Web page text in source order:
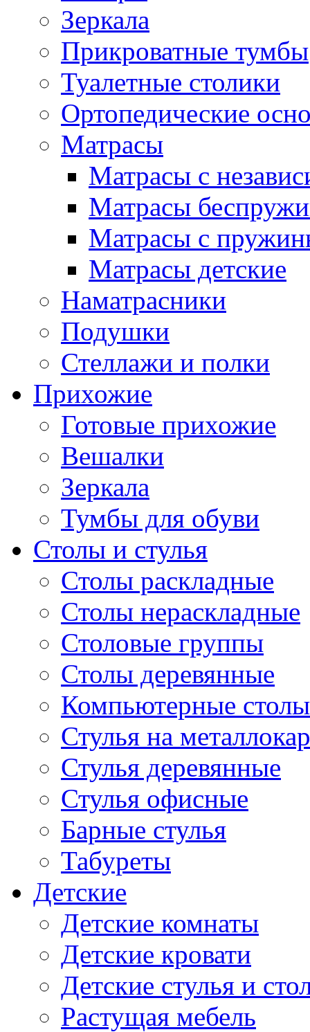
Зеркала
Прикроватные тумбы
Туалетные столики
Ортопедические
Матрасы
Матрасы с
Матрасы
Матрасы с
Матрасы детские
Наматрасники
Подушки
Стеллажи и полки
Прихожие
Готовые прихожие
Вешалки
Зеркала
Тумбы для обуви
Столы и стулья
Столы раскладные
Столы нераскладные
Столовые группы
Столы деревянные
Компьютерные столы
Стулья на
Стулья деревянные
Стулья офисные
Барные стулья
Табуреты
Детские
Детские комнаты
Детские кровати
Детские стулья и
Растущая мебель